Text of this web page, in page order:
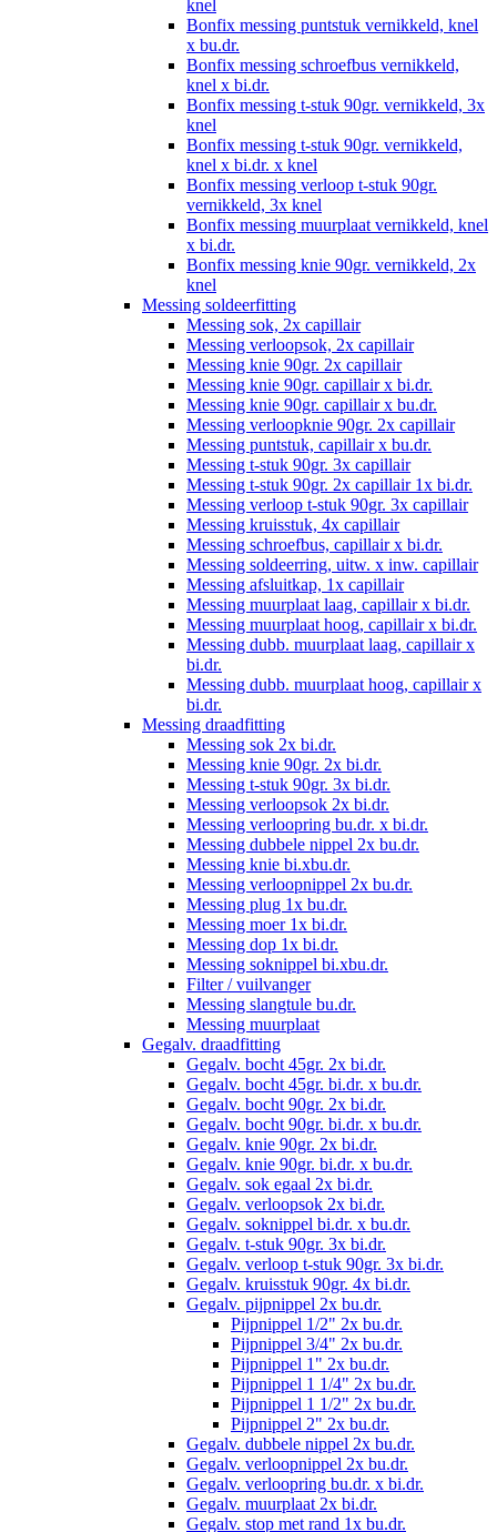
knel
Bonfix messing puntstuk vernikkeld, knel
x bu.dr.
Bonfix messing schroefbus vernikkeld,
knel x bi.dr.
Bonfix messing t-stuk 90gr. vernikkeld, 3x
knel
Bonfix messing t-stuk 90gr. vernikkeld,
knel x bi.dr. x knel
Bonfix messing verloop t-stuk 90gr.
vernikkeld, 3x knel
Bonfix messing muurplaat vernikkeld, knel
x bi.dr.
Bonfix messing knie 90gr. vernikkeld, 2x
knel
Messing soldeerfitting
Messing sok, 2x capillair
Messing verloopsok, 2x capillair
Messing knie 90gr. 2x capillair
Messing knie 90gr. capillair x bi.dr.
Messing knie 90gr. capillair x bu.dr.
Messing verloopknie 90gr. 2x capillair
Messing puntstuk, capillair x bu.dr.
Messing t-stuk 90gr. 3x capillair
Messing t-stuk 90gr. 2x capillair 1x bi.dr.
Messing verloop t-stuk 90gr. 3x capillair
Messing kruisstuk, 4x capillair
Messing schroefbus, capillair x bi.dr.
Messing soldeerring, uitw. x inw. capillair
Messing afsluitkap, 1x capillair
Messing muurplaat laag, capillair x bi.dr.
Messing muurplaat hoog, capillair x bi.dr.
Messing dubb. muurplaat laag, capillair x
bi.dr.
Messing dubb. muurplaat hoog, capillair x
bi.dr.
Messing draadfitting
Messing sok 2x bi.dr.
Messing knie 90gr. 2x bi.dr.
Messing t-stuk 90gr. 3x bi.dr.
Messing verloopsok 2x bi.dr.
Messing verloopring bu.dr. x bi.dr.
Messing dubbele nippel 2x bu.dr.
Messing knie bi.xbu.dr.
Messing verloopnippel 2x bu.dr.
Messing plug 1x bu.dr.
Messing moer 1x bi.dr.
Messing dop 1x bi.dr.
Messing soknippel bi.xbu.dr.
Filter / vuilvanger
Messing slangtule bu.dr.
Messing muurplaat
Gegalv. draadfitting
Gegalv. bocht 45gr. 2x bi.dr.
Gegalv. bocht 45gr. bi.dr. x bu.dr.
Gegalv. bocht 90gr. 2x bi.dr.
Gegalv. bocht 90gr. bi.dr. x bu.dr.
Gegalv. knie 90gr. 2x bi.dr.
Gegalv. knie 90gr. bi.dr. x bu.dr.
Gegalv. sok egaal 2x bi.dr.
Gegalv. verloopsok 2x bi.dr.
Gegalv. soknippel bi.dr. x bu.dr.
Gegalv. t-stuk 90gr. 3x bi.dr.
Gegalv. verloop t-stuk 90gr. 3x bi.dr.
Gegalv. kruisstuk 90gr. 4x bi.dr.
Gegalv. pijpnippel 2x bu.dr.
Pijpnippel 1/2" 2x bu.dr.
Pijpnippel 3/4" 2x bu.dr.
Pijpnippel 1" 2x bu.dr.
Pijpnippel 1 1/4" 2x bu.dr.
Pijpnippel 1 1/2" 2x bu.dr.
Pijpnippel 2" 2x bu.dr.
Gegalv. dubbele nippel 2x bu.dr.
Gegalv. verloopnippel 2x bu.dr.
Gegalv. verloopring bu.dr. x bi.dr.
Gegalv. muurplaat 2x bi.dr.
Gegalv. stop met rand 1x bu.dr.